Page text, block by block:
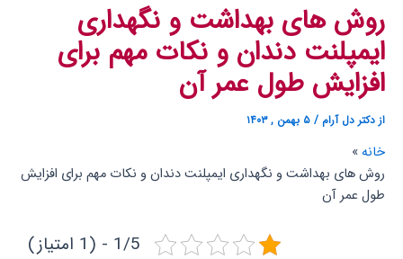
روش های بهداشت و نگهداری
ایمپلنت دندان و نکات مهم برای
افزایش طول عمر آن
از دکتر دل آرام / ۵ بهمن , ۱۴۰۳
خانه
روش های بهداشت و نگهداری ایمپلنت دندان و نکات مهم برای افزایش
طول عمر آن
1/5 - (1 امتیاز)